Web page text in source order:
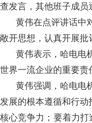
查发言，其他班子成
黄伟在点评讲话中
敞开思想，认真开展
黄伟表示，哈电电
世界一流企业的重要责
黄伟强调，哈电电
发展的根本遵循和行
核心竞争力；要着力